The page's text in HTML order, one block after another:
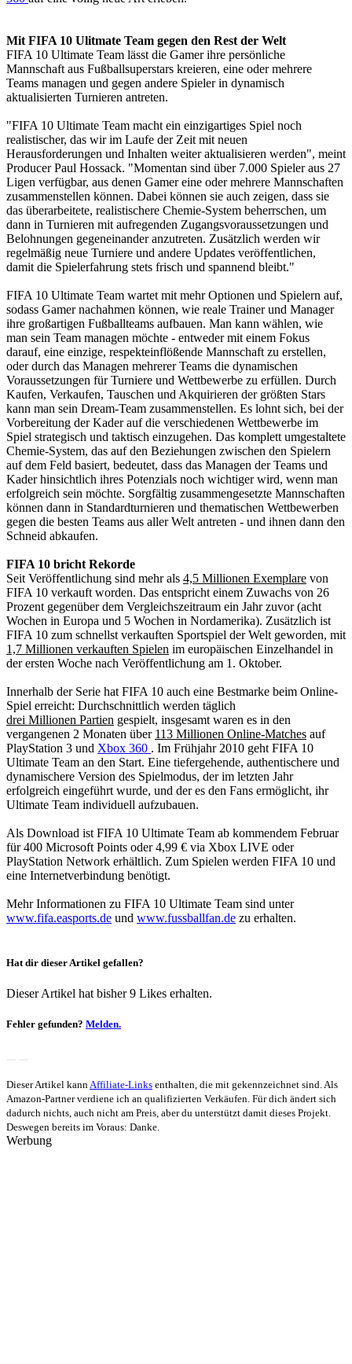
Mit FIFA 10 Ulitmate Team gegen den Rest der Welt
FIFA 10 Ultimate Team lässt die Gamer ihre persönliche
Mannschaft aus Fußballsuperstars kreieren, eine oder mehrere
Teams managen und gegen andere Spieler in dynamisch
aktualisierten Turnieren antreten.
"FIFA 10 Ultimate Team macht ein einzigartiges Spiel noch
realistischer, das wir im Laufe der Zeit mit neuen
Herausforderungen und Inhalten weiter aktualisieren werden", meint
Producer Paul Hossack. "Momentan sind über 7.000 Spieler aus 27
Ligen verfügbar, aus denen Gamer eine oder mehrere Mannschaften
zusammenstellen können. Dabei können sie auch zeigen, dass sie
das überarbeitete, realistischere Chemie-System beherrschen, um
dann in Turnieren mit aufregenden Zugangsvoraussetzungen und
Belohnungen gegeneinander anzutreten. Zusätzlich werden wir
regelmäßig neue Turniere und andere Updates veröffentlichen,
damit die Spielerfahrung stets frisch und spannend bleibt."
FIFA 10 Ultimate Team wartet mit mehr Optionen und Spielern auf,
sodass Gamer nachahmen können, wie reale Trainer und Manager
ihre großartigen Fußballteams aufbauen. Man kann wählen, wie
man sein Team managen möchte - entweder mit einem Fokus
darauf, eine einzige, respekteinflößende Mannschaft zu erstellen,
oder durch das Managen mehrerer Teams die dynamischen
Voraussetzungen für Turniere und Wettbewerbe zu erfüllen. Durch
Kaufen, Verkaufen, Tauschen und Akquirieren der größten Stars
kann man sein Dream-Team zusammenstellen. Es lohnt sich, bei der
Vorbereitung der Kader auf die verschiedenen Wettbewerbe im
Spiel strategisch und taktisch einzugehen. Das komplett umgestaltete
Chemie-System, das auf den Beziehungen zwischen den Spielern
auf dem Feld basiert, bedeutet, dass das Managen der Teams und
Kader hinsichtlich ihres Potenzials noch wichtiger wird, wenn man
erfolgreich sein möchte. Sorgfältig zusammengesetzte Mannschaften
können dann in Standardturnieren und thematischen Wettbewerben
gegen die besten Teams aus aller Welt antreten - und ihnen dann den
Schneid abkaufen.
FIFA 10 bricht Rekorde
Seit Veröffentlichung sind mehr als 4,5 Millionen Exemplare von
FIFA 10 verkauft worden. Das entspricht einem Zuwachs von 26
Prozent gegenüber dem Vergleichszeitraum ein Jahr zuvor (acht
Wochen in Europa und 5 Wochen in Nordamerika). Zusätzlich ist
FIFA 10 zum schnellst verkauften Sportspiel der Welt geworden, mit
1,7 Millionen verkauften Spielen im europäischen Einzelhandel in
der ersten Woche nach Veröffentlichung am 1. Oktober.
Innerhalb der Serie hat FIFA 10 auch eine Bestmarke beim Online-
Spiel erreicht: Durchschnittlich werden täglich
drei Millionen Partien gespielt, insgesamt waren es in den
vergangenen 2 Monaten über 113 Millionen Online-Matches auf
PlayStation 3 und Xbox 360 . Im Frühjahr 2010 geht FIFA 10
Ultimate Team an den Start. Eine tiefergehende, authentischere und
dynamischere Version des Spielmodus, der im letzten Jahr
erfolgreich eingeführt wurde, und der es den Fans ermöglicht, ihr
Ultimate Team individuell aufzubauen.
Als Download ist FIFA 10 Ultimate Team ab kommendem Februar
für 400 Microsoft Points oder 4,99 € via Xbox LIVE oder
PlayStation Network erhältlich. Zum Spielen werden FIFA 10 und
eine Internetverbindung benötigt.
Mehr Informationen zu FIFA 10 Ultimate Team sind unter
www.fifa.easports.de und www.fussballfan.de zu erhalten.
Hat dir dieser Artikel gefallen?
Dieser Artikel hat bisher 9 Likes erhalten.
Fehler gefunden? Melden.
Dieser Artikel kann Affiliate-Links enthalten, die mit gekennzeichnet sind. Als
Amazon-Partner verdiene ich an qualifizierten Verkäufen. Für dich ändert sich
dadurch nichts, auch nicht am Preis, aber du unterstützt damit dieses Projekt.
Deswegen bereits im Voraus: Danke.
Werbung